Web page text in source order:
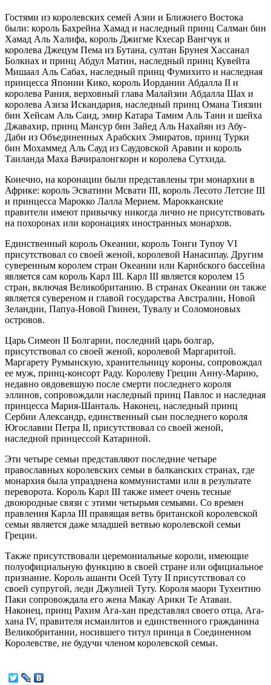
Гостями из королевских семей Азии и Ближнего Востока
были: король Бахрейна Хамад и наследный принц Салман бин
Хамад Аль Халифа, король Джигме Кхесар Вангчук и
королева Джецум Пема из Бутана, султан Брунея Хассанал
Болкиах и принц Абдул Матин, наследный принц Кувейта
Мишаал Аль Сабах, наследный принц Фумихито и наследная
принцесса Японии Кико, король Иордании Абдалла II и
королева Рания, верховный глава Малайзии Абдалла Шах и
королева Азиза Искандария, наследный принц Омана Тиязин
бин Хейсам Аль Саид, эмир Катара Тамим Аль Тани и шейха
Джавахир, принц Мансур бин Зайед Аль Нахайян из Абу-
Даби из Объединенных Арабских Эмиратов, принц Турки
бин Мохаммед Аль Сауд из Саудовской Аравии и король
Таиланда Маха Вачиралонгкорн и королева Сутхида.
Конечно, на коронации были представлены три монархии в
Африке: король Эсватини Мсвати III, король Лесото Летсие III
и принцесса Марокко Лалла Мерием. Марокканские
правители имеют привычку никогда лично не присутствовать
на похоронах или коронациях иностранных монархов.
Единственный король Океании, король Тонги Тупоу VI
присутствовал со своей женой, королевой Нанасипау. Другим
суверенным королем стран Океании или Карибского бассейна
является сам король Карл III. Карл III является королем 15
стран, включая Великобританию. В странах Океании он также
является сувереном и главой государства Австралии, Новой
Зеландии, Папуа-Новой Гвинеи, Тувалу и Соломоновых
островов.
Царь Симеон II Болгарии, последний царь болгар,
присутствовал со своей женой, королевой Маргаритой.
Маргарету Румынскую, хранительницу короны, сопровождал
ее муж, принц-консорт Раду. Королеву Греции Анну-Марию,
недавно овдовевшую после смерти последнего короля
эллинов, сопровождали наследный принц Павлос и наследная
принцесса Мария-Шанталь. Наконец, наследный принц
Сербии Александр, единственный сын последнего короля
Югославии Петра II, присутствовал со своей женой,
наследной принцессой Катариной.
Эти четыре семьи представляют последние четыре
православных королевских семьи в балканских странах, где
монархия была упразднена коммунистами или в результате
переворота. Король Карл III также имеет очень тесные
двоюродные связи с этими четырьмя семьями. Со времен
правления Карла III правящая ветвь британской королевской
семьи является даже младшей ветвью королевской семьи
Греции.
Также присутствовали церемониальные короли, имеющие
полуофициальную функцию в своей стране или официальное
признание. Король ашанти Осей Туту II присутствовал со
своей супругой, леди Джулией Туту. Короля маори Тухеитию
Паки сопровождала его жена Макау Арики Те Атаваи.
Наконец, принц Рахим Ага-хан представлял своего отца, Ага-
хана IV, правителя исмаилитов и единственного гражданина
Великобритании, носившего титул принца в Соединенном
Королевстве, не будучи членом королевской семьи.